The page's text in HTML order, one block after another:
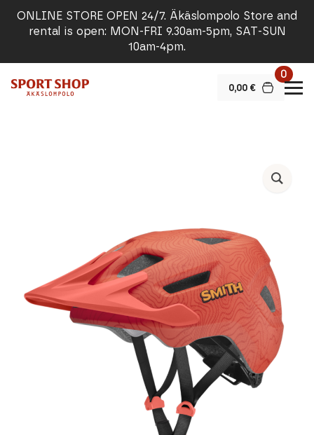
ONLINE STORE OPEN 24/7. Äkäslompolo Store and
rental is open: MON-FRI 9.30am-5pm, SAT-SUN
10am-4pm.
0,00 €
0